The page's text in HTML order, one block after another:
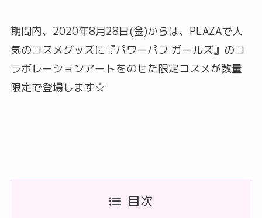
期間内、2020年8月28日(金)からは、PLAZAで人
気のコスメグッズに『パワーパフ ガールズ』のコ
ラボレーションアートをのせた限定コスメが数量
限定で登場します☆
目次